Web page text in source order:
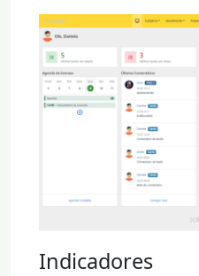
Indicadores